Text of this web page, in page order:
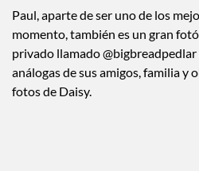
Paul, aparte de ser uno de los
momento, también es un gran
privado llamado
análogas de sus amigos, familia y
fotos de Daisy.